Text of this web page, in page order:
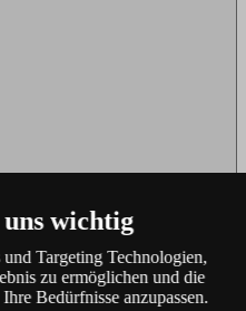
wichtig
Targeting Technologien,
zu ermöglichen und die
Bedürfnisse anzupassen.